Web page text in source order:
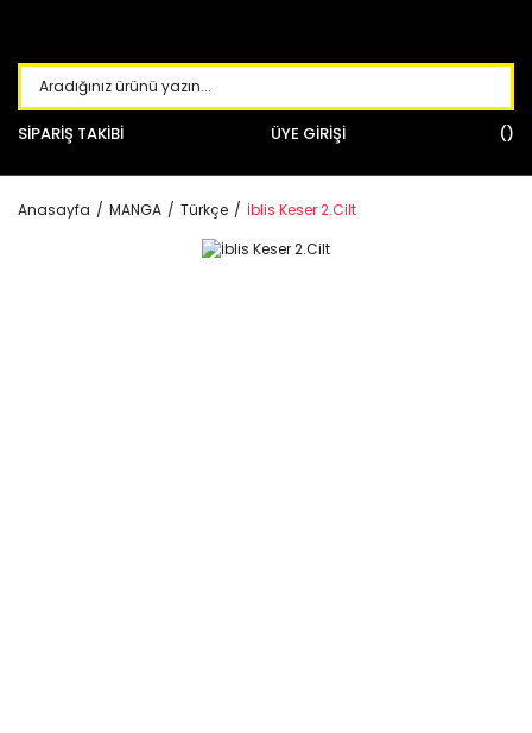
SİPARİŞ TAKİBİ ÜYE GİRİŞİ
Anasayfa MANGA Türkçe İblis Keser 2.Cilt